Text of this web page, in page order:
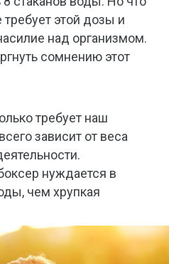
этой дозы и
над организмом.
сомнению этот
требует наш
зависит от веса
нуждается в
чем хрупкая